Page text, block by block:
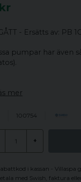
- Ersätts av: PB
pumpar har även
mer
100754
+
i kassan - Villaspa
med Swish, faktura